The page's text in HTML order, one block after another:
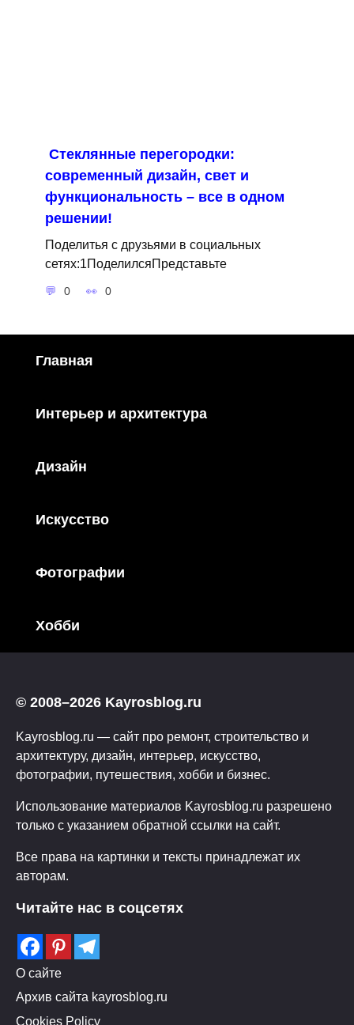
Стеклянные перегородки:
современный дизайн, свет и
функциональность – все в одном
решении!
Поделитья с друзьями в социальных
сетях:1ПоделилсяПредставьте
0 0
Главная
Интерьер и архитектура
Дизайн
Искусство
Фотографии
Хобби
© 2008–2026 Kayrosblog.ru
Kayrosblog.ru — сайт про ремонт, строительство и
архитектуру, дизайн, интерьер, искусство,
фотографии, путешествия, хобби и бизнес.
Использование материалов Kayrosblog.ru разрешено
только с указанием обратной ссылки на сайт.
Все права на картинки и тексты принадлежат их
авторам.
Читайте нас в соцсетях
О сайте
Архив сайта kayrosblog.ru
Cookies Policy